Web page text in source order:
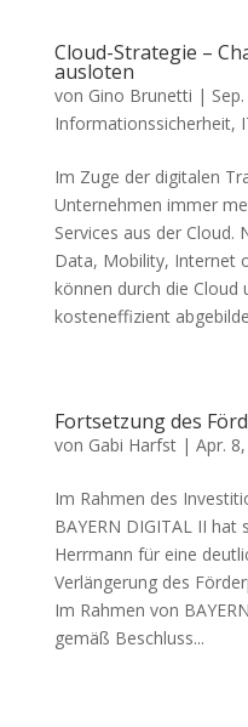
Cloud-Strategie –
ausloten
von Gino Brunetti |
Informationssicherheit,
Im Zuge der digitalen
Unternehmen immer
Services aus der Cloud.
Data, Mobility, Internet
können durch die Cloud
kosteneffizient
Fortsetzung des
von Gabi Harfst| Apr.
Im Rahmen des
BAYERN DIGITAL II
Herrmann für eine
Verlängerung des
Im Rahmen von
gemäß Beschluss...